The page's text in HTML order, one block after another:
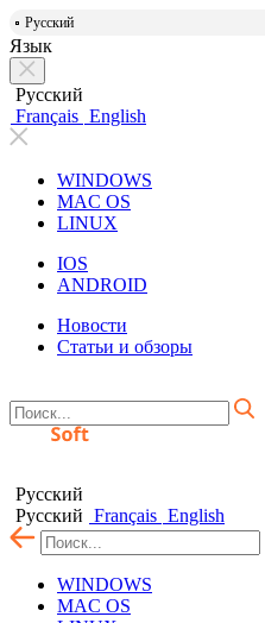
Русский
Язык
Русский
Français English
WINDOWS
MAC OS
LINUX
IOS
ANDROID
Новости
Статьи и обзоры
Русский
Русский Français English
WINDOWS
MAC OS